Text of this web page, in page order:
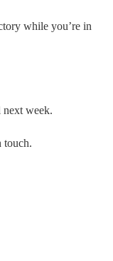
while you’re in
next week.
touch.